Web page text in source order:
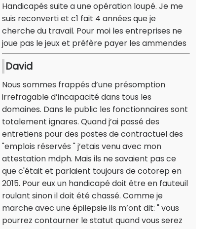
Handicapés suite a une opération loupé. Je me
suis reconverti et c1 fait 4 années que je
cherche du travail. Pour moi les entreprises ne
joue pas le jeux et préfère payer les ammendes
David
Nous sommes frappés d’une présomption
irrefragable d’incapacité dans tous les
domaines. Dans le public les fonctionnaires sont
totalement ignares. Quand j’ai passé des
entretiens pour des postes de contractuel des
"emplois réservés " j’etais venu avec mon
attestation mdph. Mais ils ne savaient pas ce
que c'était et parlaient toujours de cotorep en
2015. Pour eux un handicapé doit être en fauteuil
roulant sinon il doit été chassé. Comme je
marche avec une épilepsie ils m’ont dit: " vous
pourrez contourner le statut quand vous serez